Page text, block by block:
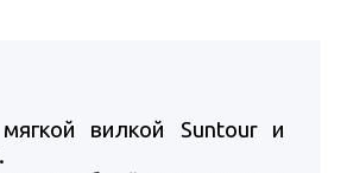
вилкой Suntour и